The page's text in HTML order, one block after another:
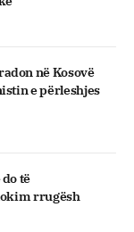
në Kosovë
e përleshjes
të
rrugësh